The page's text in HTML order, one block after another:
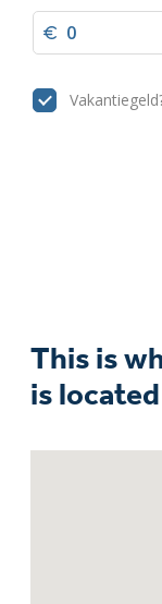
This is
is located